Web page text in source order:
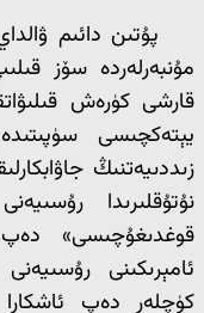
پۇتىن دائىم
مۇنبەرلەردە سۆز
قارشى كۈرەش
يېتەكچىسى
نۇتۇقلىرىدا
قوغدىغۇچىسى»
ئامېرىكىنى
كۈچلەر دەپ ئاشكارا